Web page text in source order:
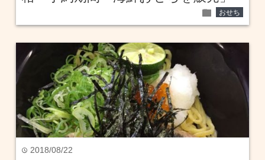
folder おせち
time 2018/08/22